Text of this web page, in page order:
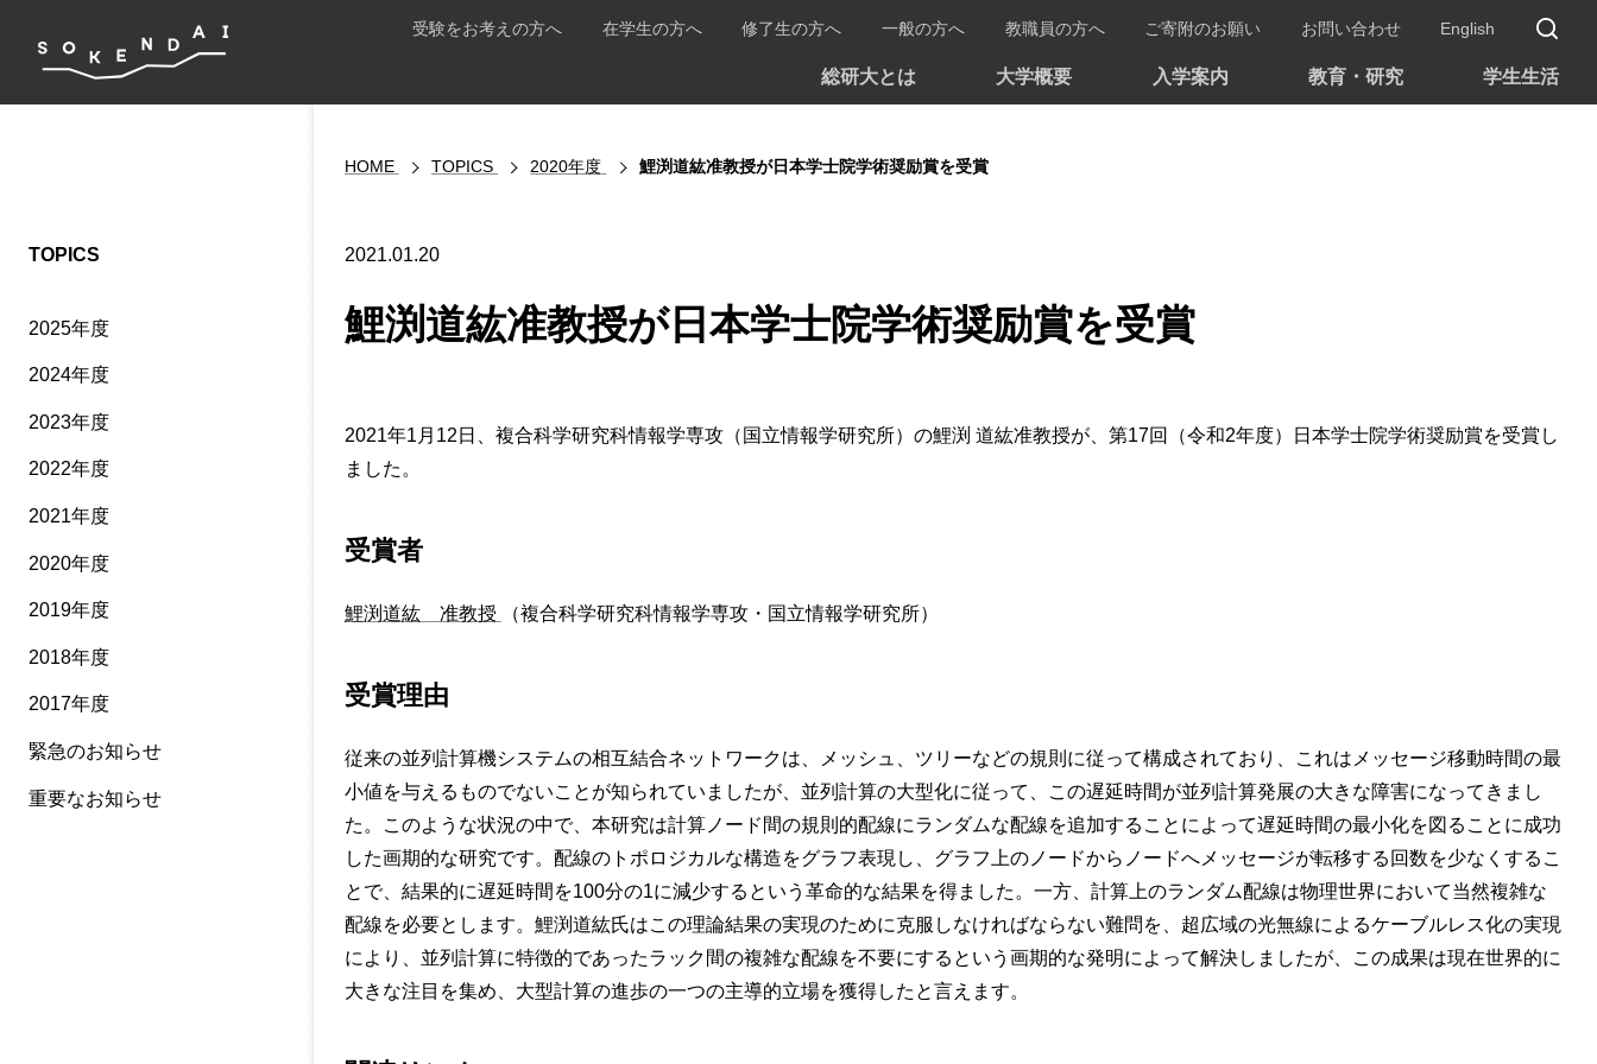
総研大とは 大学概要 入学案内 教育・研究 学生生活
受験をお考えの方へ 在学生の方へ 修了生の方へ 一般の方へ 教職員の方へ ご寄附のお願い お問い合わせ English
HOME TOPICS 2020年度 鯉渕道紘准教授が日本学士院学術奨励賞を受賞
2021.01.20
鯉渕道紘准教授が日本学士院学術奨励賞を受賞
2021年1月12日、複合科学研究科情報学専攻（国立情報学研究所）の鯉渕 道紘准教授が、第17回（令和2年度）日本学士院学術奨励賞を受賞し
ました。
受賞者
鯉渕道紘 准教授 （複合科学研究科情報学専攻・国立情報学研究所）
受賞理由
従来の並列計算機システムの相互結合ネットワークは、メッシュ、ツリーなどの規則に従って構成されており、これはメッセージ移動時間の最
小値を与えるものでないことが知られていましたが、並列計算の大型化に従って、この遅延時間が並列計算発展の大きな障害になってきまし
た。このような状況の中で、本研究は計算ノード間の規則的配線にランダムな配線を追加することによって遅延時間の最小化を図ることに成功
した画期的な研究です。配線のトポロジカルな構造をグラフ表現し、グラフ上のノードからノードへメッセージが転移する回数を少なくするこ
とで、結果的に遅延時間を100分の1に減少するという革命的な結果を得ました。一方、計算上のランダム配線は物理世界において当然複雑な
配線を必要とします。鯉渕道紘氏はこの理論結果の実現のために克服しなければならない難問を、超広域の光無線によるケーブルレス化の実現
により、並列計算に特徴的であったラック間の複雑な配線を不要にするという画期的な発明によって解決しましたが、この成果は現在世界的に
大きな注目を集め、大型計算の進歩の一つの主導的立場を獲得したと言えます。
TOPICS
2025年度
2024年度
2023年度
2022年度
2021年度
2020年度
2019年度
2018年度
2017年度
緊急のお知らせ
重要なお知らせ